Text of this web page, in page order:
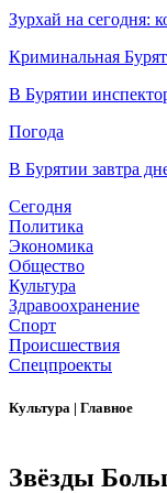
Зурхай на сегодня:
Криминальная
В Бурятии
Погода
В Бурятии завтра
Сегодня
Политика
Экономика
Общество
Культура
Здравоохранение
Спорт
Происшествия
Спецпроекты
Культура | Главное
Звёзды